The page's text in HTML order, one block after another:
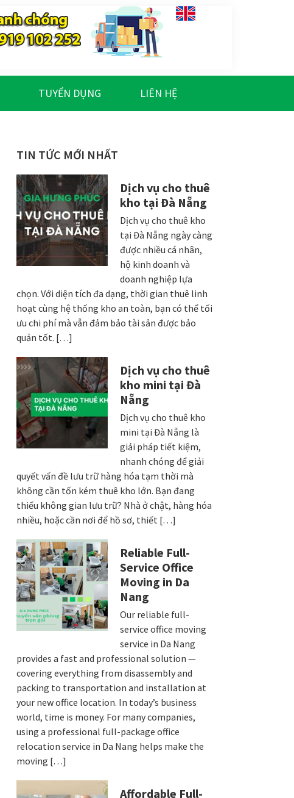
TUYỂN DỤNG LIÊN HỆ
Sidebar
chính
TIN TỨC MỚI NHẤT
Dịch vụ cho thuê
kho tại Đà Nẵng
Dịch vụ cho thuê kho
tại Đà Nẵng ngày càng
được nhiều cá nhân,
hộ kinh doanh và
doanh nghiệp lựa
chọn. Với diện tích đa dạng, thời gian thuê linh
hoạt cùng hệ thống kho an toàn, bạn có thể tối
ưu chi phí mà vẫn đảm bảo tài sản được bảo
quản tốt. […]
Dịch vụ cho thuê
kho mini tại Đà
Nẵng
Dịch vụ cho thuê kho
mini tại Đà Nẵng là
giải pháp tiết kiệm,
nhanh chóng để giải
quyết vấn đề lưu trữ hàng hóa tạm thời mà
không cần tốn kém thuê kho lớn. Bạn đang
thiếu không gian lưu trữ? Nhà ở chật, hàng hóa
nhiều, hoặc cần nơi để hồ sơ, thiết […]
Reliable Full-
Service Office
Moving in Da
Nang
Our reliable full-
service office moving
service in Da Nang
provides a fast and professional solution —
covering everything from disassembly and
packing to transportation and installation at
your new office location. In today’s business
world, time is money. For many companies,
using a professional full-package office
relocation service in Da Nang helps make the
moving […]
Affordable Full-